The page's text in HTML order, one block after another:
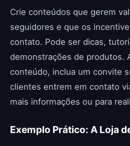
Crie conteúdos que gerem
seguidores e que os
contato. Pode ser dicas,
demonstrações de produtos.
conteúdo, inclua um convite
clientes entrem em contato
mais informações ou para
Exemplo Prático: A Loja